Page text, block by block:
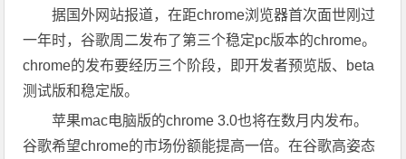
据国外网站报道，在距chrome浏览器首次面世刚过
一年时，谷歌周二发布了第三个稳定pc版本的chrome。
chrome的发布要经历三个阶段，即开发者预览版、beta
测试版和稳定版。
苹果mac电脑版的chrome 3.0也将在数月内发布。
谷歌希望chrome的市场份额能提高一倍。在谷歌高姿态